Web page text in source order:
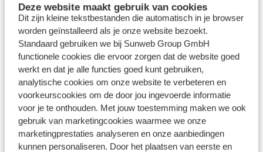
Deze website maakt gebruik van cookies
Dit zijn kleine tekstbestanden die automatisch in je browser
worden geïnstalleerd als je onze website bezoekt.
Standaard gebruiken we bij Sunweb Group GmbH
functionele cookies die ervoor zorgen dat de website goed
werkt en dat je alle functies goed kunt gebruiken,
analytische cookies om onze website te verbeteren en
voorkeurscookies om de door jou ingevoerde informatie
voor je te onthouden. Met jouw toestemming maken we ook
gebruik van marketingcookies waarmee we onze
marketingprestaties analyseren en onze aanbiedingen
kunnen personaliseren. Door het plaatsen van eerste en
Marsa Alam - Egypte
Rode Zee - Egypte
Kreta - Griekenland
Rhodos - Griekenland
Turkse Riviera - Turkije